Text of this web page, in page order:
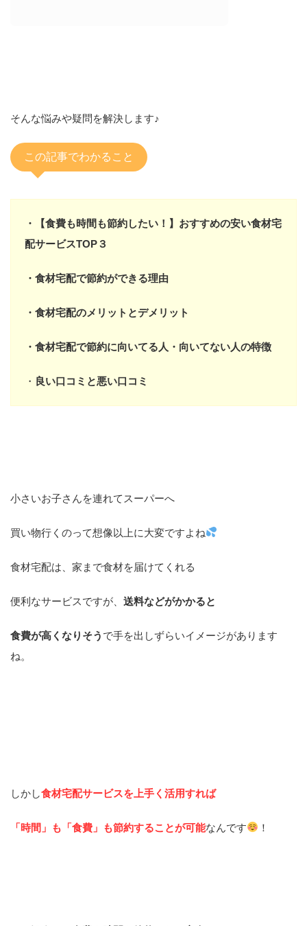
そんな悩みや疑問を解決します♪
この記事でわかること
・【食費も時間も節約したい！】おすすめの安い食材宅
配サービスTOP３
・食材宅配で節約ができる理由
・食材宅配のメリットとデメリット
・食材宅配で節約に向いてる人・向いてない人の特徴
・ 良い口コミと悪い口コミ
小さいお子さんを連れてスーパーへ
買い物行くのって想像以上に大変ですよね
食材宅配は、家まで食材を届けてくれる
便利なサービスですが、 送料などがかかると
食費が高くなりそう で手を出しずらいイメージがあります
ね。
しかし食材宅配サービスを上手く活用すれば
「時間」も「食費」も節約することが可能なんです ！